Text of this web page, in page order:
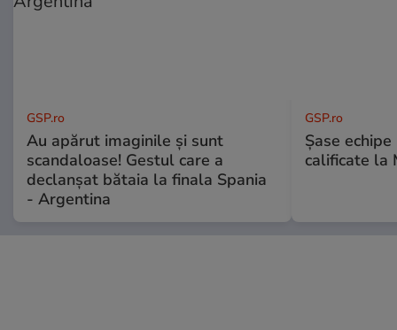
GSP.ro
Au apărut imaginile și sunt
scandaloase! Gestul care a
declanșat bătaia la finala Spania
- Argentina
GSP.ro
Șase
calificate la